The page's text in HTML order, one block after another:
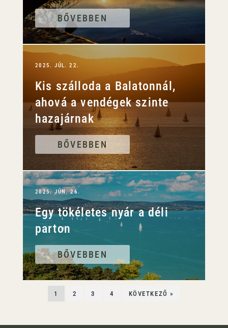
BŐVEBBEN
2025. JÚL. 22.
Kis szálloda a Balatonnál,
ahová a vendégek szinte
hazajárnak
BŐVEBBEN
2025. JÚN. 26.
Egy tökéletes nyár a déli
parton
BŐVEBBEN
1 2 3 4 KÖVETKEZŐ »